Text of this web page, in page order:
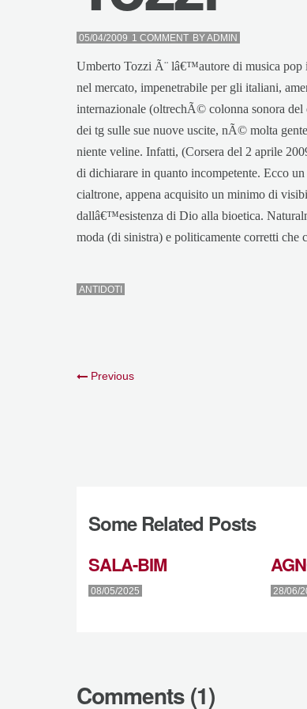
05/04/2009 1 COMMENT BYADMIN
Umberto Tozzi Ã¨ lâ€™autore di musica pop
nel mercato, impenetrabile per gli italiani,
internazionale (oltrechÃ© colonna sonora del
dei tg sulle sue nuove uscite, nÃ© molta
niente veline. Infatti, (Corsera del 2 aprile
di dichiarare in quanto incompetente. Ecco
cialtrone, appena acquisito un minimo di
dallâ€™esistenza di Dio alla bioetica.
moda (di sinistra) e politicamente corretti che
ANTIDOTI
Previous
Some Related Posts
SALA-BIM
08/05/2025 28/06/
Comments (1)